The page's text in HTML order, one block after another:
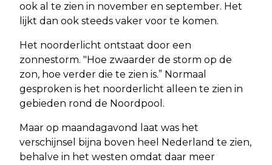
ook al te zien in november en september. Het
lijkt dan ook steeds vaker voor te komen.
Het noorderlicht ontstaat door een
zonnestorm. "Hoe zwaarder de storm op de
zon, hoe verder die te zien is.” Normaal
gesproken is het noorderlicht alleen te zien in
gebieden rond de Noordpool.
Maar op maandagavond laat was het
verschijnsel bijna boven heel Nederland te zien,
behalve in het westen omdat daar meer